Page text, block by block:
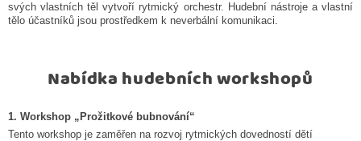
svých vlastních těl vytvoří rytmický orchestr. Hudební nástroje a vlastní
tělo účastníků jsou prostředkem k neverbální komunikaci.
Nabídka hudebních workshopů
1. Workshop „Prožitkové bubnování“
Tento workshop je zaměřen na rozvoj rytmických dovedností dětí